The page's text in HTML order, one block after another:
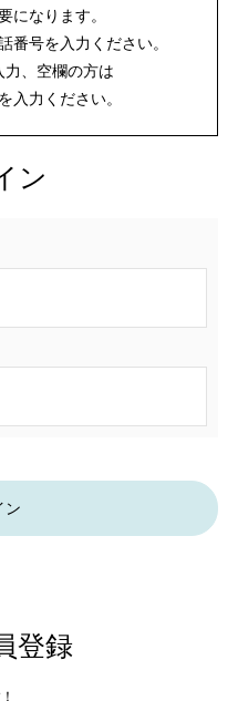
になります。
番号を入力ください。
力、空欄の方は
入力ください。
ン
ン
登録